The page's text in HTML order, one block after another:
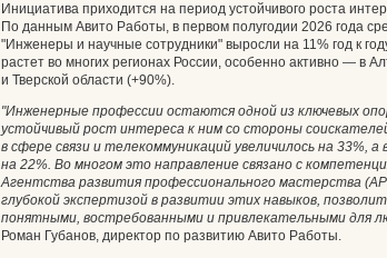
Инициатива приходится на период устойчивого роста
По данным Авито Работы, в первом полугодии 2026 года
"Инженеры и научные сотрудники" выросли на 11% год к
растет во многих регионах России, особенно активно — в
и Тверской области (+90%).
"Инженерные профессии остаются одной из ключевых
устойчивый рост интереса к ним со стороны
в сфере связи и телекоммуникаций увеличилось на 33%,
на 22%. Во многом это направление связано с
Агентства развития профессионального мастерства
глубокой экспертизой в развитии этих навыков,
понятными, востребованными и привлекательными для
Роман Губанов, директор по развитию Авито Работы.